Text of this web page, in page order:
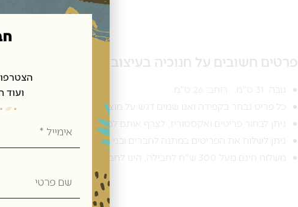
פרטים חשובים על חנוכיה בעיצוב גיאומטרי:
גובה: 31 ס"מ. רוחב: 26 ס"מ.
כל פריט נבחר בקפידה ואנו שמים דגש על מוצרים איכותיים ביותר.
ניתן לבחור פריטים ואקססוריז, לצרף אותם למארזי שי בהתאמה אישית.
ניתן לשלוח את הפריטים במתנה לחברים ובני משפחה בכל רחבי הארץ.
משלוח חינם מעל 300 ש"ח לחבילה, הינו לחבילה בגודל 20X20X20 ס"מ ובמשקל עד 15 ק"ג.
הצטרפו וקבלו 10%
ועוד
פרטי